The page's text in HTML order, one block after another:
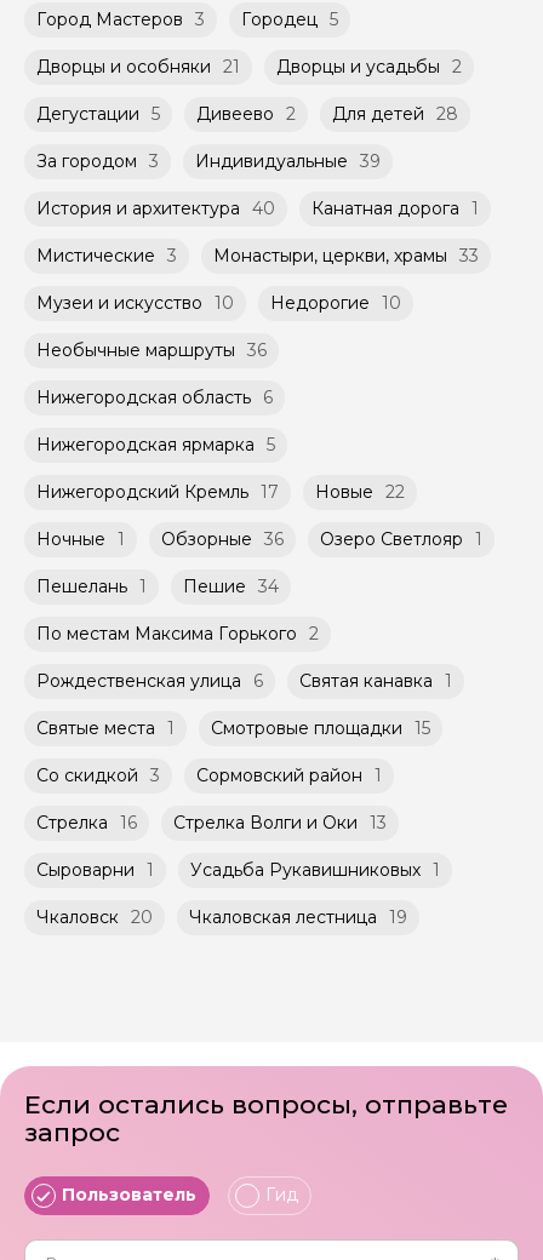
российского банка можно оплатить любую
экскурсию.
Город Мастеров 3 Городец 5
Дворцы и особняки 21 Дворцы и усадьбы 2
Дегустации 5 Дивеево 2 Для детей 28
За городом 3 Индивидуальные 39
История и архитектура 40 Канатная дорога 1
Мистические 3 Монастыри, церкви, храмы 33
Музеи и искусство 10 Недорогие 10
Необычные маршруты 36
Нижегородская область 6
Нижегородская ярмарка 5
Нижегородский Кремль 17 Новые 22
Ночные 1 Обзорные 36 Озеро Светлояр 1
Пешелань 1 Пешие 34
По местам Максима Горького 2
Рождественская улица 6 Святая канавка 1
Святые места 1 Смотровые площадки 15
Со скидкой 3 Сормовский район 1
Стрелка 16 Стрелка Волги и Оки 13
Сыроварни 1 Усадьба Рукавишниковых 1
Чкаловск 20 Чкаловская лестница 19
Если остались вопросы, отправьте
запрос
Пользователь Гид